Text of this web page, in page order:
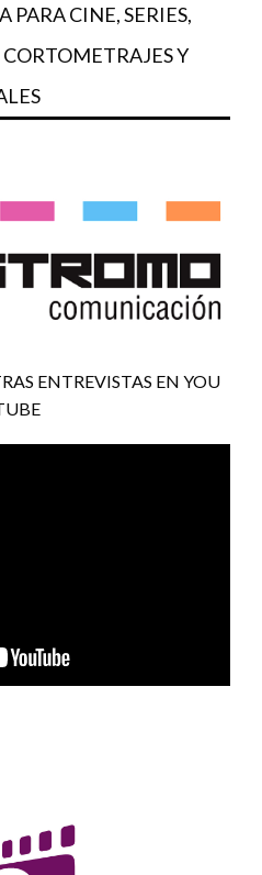
PARA CINE, SERIES,
Y
ENTREVISTAS EN YOU